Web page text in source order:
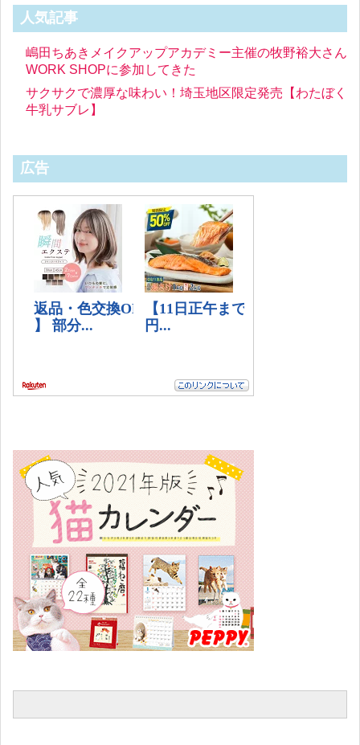
人気記事
嶋田ちあきメイクアップアカデミー主催の牧野裕大さん
WORK SHOPに参加してきた
サクサクで濃厚な味わい！埼玉地区限定発売【わたぼく
牛乳サブレ】
広告